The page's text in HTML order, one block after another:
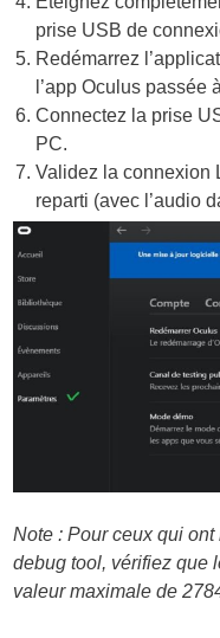
prise USB de
Redémarrez
l’app Oculus passée
Connectez la prise
PC.
Validez la connexion
reparti (avec l’audio
Note : Pour ceux qui
debug tool, vérifiez que
valeur maximale de